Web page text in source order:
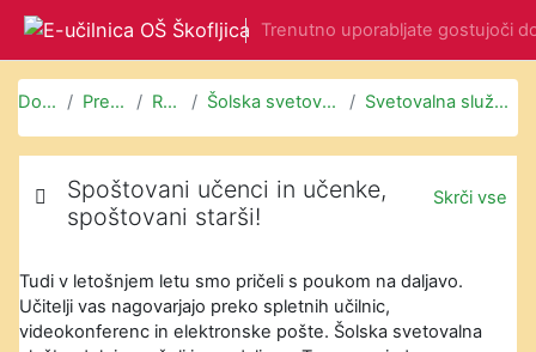
Preskoči na glavno vsebino
Trenutno uporabljate gostujoči
Domov Predmeti Razno Šolska svetovalna služba Svetovalna služba na daljavo
Spoštovani učenci in učenke,
spoštovani starši!
Skrči vse
Tudi v letošnjem letu smo pričeli s poukom na daljavo.
Učitelji vas nagovarjajo preko spletnih učilnic,
videokonferenc in elektronske pošte. Šolska svetovalna